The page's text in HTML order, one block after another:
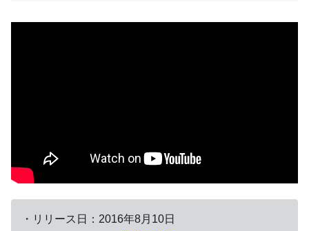
・リリース日：2016年8月10日